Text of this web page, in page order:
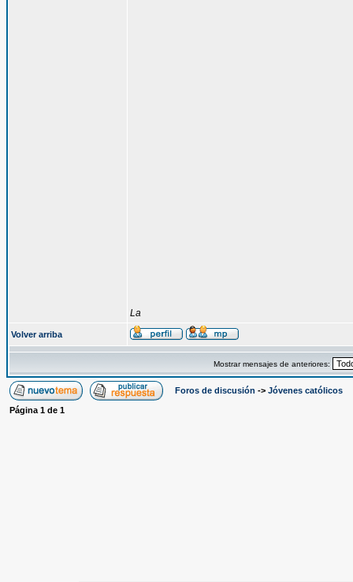
La
Volver arriba
Mostrar mensajes de anteriores:
Foros de discusión -> Jóvenes católicos
Página 1 de 1